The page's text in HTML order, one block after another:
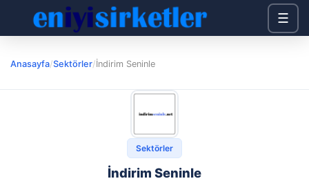
☰
Anasayfa/Sektörler/İndirim Seninle
Sektörler
İndirim Seninle